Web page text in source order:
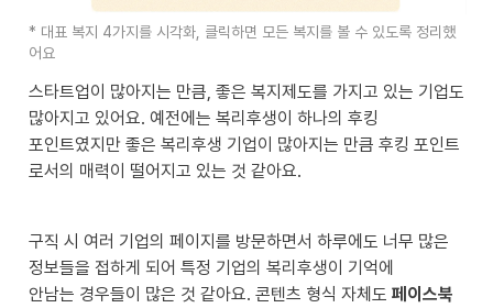
* 대표 복지 4가지를 시각화, 클릭하면 모든 복지를 볼 수 있도록 정리했
어요
스타트업이 많아지는 만큼, 좋은 복지제도를 가지고 있는 기업도
많아지고 있어요. 예전에는 복리후생이 하나의 후킹
포인트였지만 좋은 복리후생 기업이 많아지는 만큼 후킹 포인트
로서의 매력이 떨어지고 있는 것 같아요.
구직 시 여러 기업의 페이지를 방문하면서 하루에도 너무 많은
정보들을 접하게 되어 특정 기업의 복리후생이 기억에
안남는 경우들이 많은 것 같아요. 콘텐츠 형식 자체도 페이스북